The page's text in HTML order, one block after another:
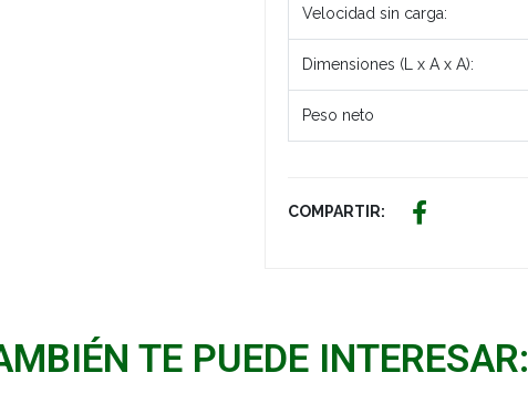
Velocidad sin carga:
Dimensiones (L x A x A):
Peso neto
COMPARTIR:
TE PUEDE INTERESAR: